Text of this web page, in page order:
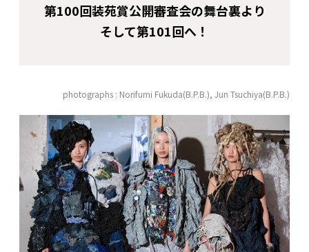
第100回装苑賞公開審査会の舞台裏より
そして第101回へ！
photographs : Norifumi Fukuda(B.P.B.), Jun Tsuchiya(B.P.B.)